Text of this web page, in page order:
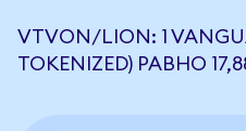
VTVON/LION: 1
TOKENIZED) РАВНО